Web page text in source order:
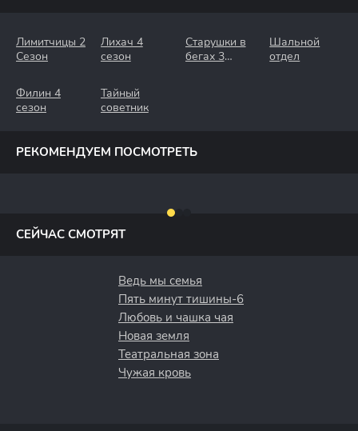
Лимитчицы 2
Сезон
Лихач 4
сезон
Старушки в
бегах 3
Шальной
отдел
Филин 4
сезон
Тайный
советник
РЕКОМЕНДУЕМ ПОСМОТРЕТЬ
СЕЙЧАС СМОТРЯТ
Ведь мы семья
Пять минут тишины-6
Любовь и чашка чая
Новая земля
Театральная зона
Чужая кровь